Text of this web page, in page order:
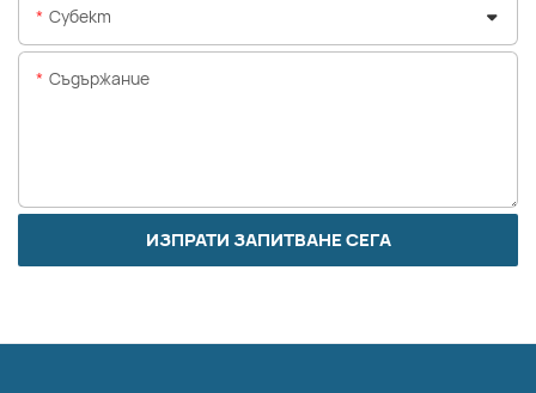
Субект
Съдържание
ИЗПРАТИ ЗАПИТВАНЕ СЕГА